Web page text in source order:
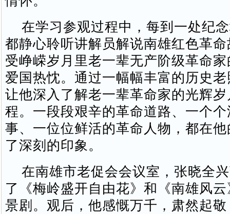
在学习参观过程中，每到一处纪
都静心聆听讲解员解说南雄红色革
受峥嵘岁月里老一辈无产阶级革命
爱国热忱。通过一幅幅丰富的历史
让他深入了解老一辈革命家的光辉
程。一段段艰辛的革命道路、一个
事、一位位鲜活的革命人物，都在
了深刻的印象。
在南雄市老促会会议室，张晓全
了《梅岭盛开自由花》和《南雄风
景剧。观后，他感慨万千，肃然起